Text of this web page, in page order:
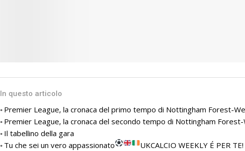
In questo articolo
Premier League, la cronaca del primo tempo di Nottingham Forest-
Premier League, la cronaca del secondo tempo di Nottingham
Il tabellino della gara
Tu che sei un vero appassionato
UKCALCIO WEEKLY É PER TE!